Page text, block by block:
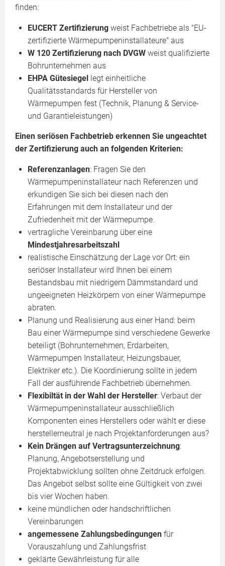
finden:
EUCERT Zertifizierung weist Fachbetriebe als "EU-
zertifizierte Wärmepumpeninstallateure" aus
W 120 Zertifizierung nach DVGW weist qualifizierte
Bohrunternehmen aus
EHPA Gütesiegel legt einheitliche
Qualitätsstandards für Hersteller von
Wärmepumpen fest (Technik, Planung & Service-
und Garantieleistungen)
Einen seriösen Fachbetrieb erkennen Sie ungeachtet
der Zertifizierung auch an folgenden Kriterien:
Referenzanlagen: Fragen Sie den
Wärmepumpeninstallateur nach Referenzen und
erkundigen Sie sich bei diesen nach den
Erfahrungen mit dem Installateur und der
Zufriedenheit mit der Wärmepumpe.
vertragliche Vereinbarung über eine
Mindestjahresarbeitszahl
realistische Einschätzung der Lage vor Ort: ein
seriöser Installateur wird Ihnen bei einem
Bestandsbau mit niedrigem Dämmstandard und
ungeeigneten Heizkörpern von einer Wärmepumpe
abraten.
Planung und Realisierung aus einer Hand: beim
Bau einer Wärmepumpe sind verschiedene Gewerke
beteiligt (Bohrunternehmen, Erdarbeiten,
Wärmepumpen Installateur, Heizungsbauer,
Elektriker etc.). Die Koordinierung sollte in jedem
Fall der ausführende Fachbetrieb übernehmen.
Flexibiltät in der Wahl der Hersteller: Verbaut der
Wärmepumpeninstallateur ausschließlich
Komponenten eines Herstellers oder wählt er diese
herstellerneutral je nach Projektanforderungen aus?
Kein Drängen auf Vertragsunterzeichnung:
Planung, Angebotserstellung und
Projektabwicklung sollten ohne Zeitdruck erfolgen.
Das Angebot selbst sollte eine Gültigkeit von zwei
bis vier Wochen haben.
keine mündlichen oder handschriftlichen
Vereinbarungen
angemessene Zahlungsbedingungen für
Vorauszahlung und Zahlungsfrist
geklärte Gewährleistung für alle